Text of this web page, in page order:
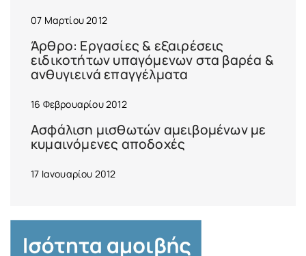
07 Μαρτίου 2012
Άρθρο: Εργασίες & εξαιρέσεις
ειδικοτήτων υπαγόμενων στα βαρέα &
ανθυγιεινά επαγγέλματα
16 Φεβρουαρίου 2012
Ασφάλιση μισθωτών αμειβομένων με
κυμαινόμενες αποδοχές
17 Ιανουαρίου 2012